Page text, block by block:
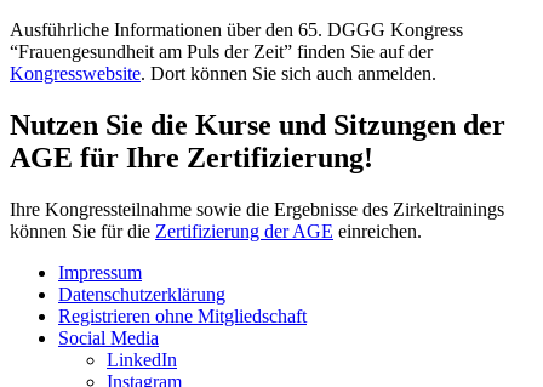
Ausführliche Informationen über den 65. DGGG Kongress
“Frauengesundheit am Puls der Zeit” finden Sie auf der
Kongresswebsite. Dort können Sie sich auch anmelden.
Nutzen Sie die Kurse und Sitzungen der
AGE für Ihre Zertifizierung!
Ihre Kongressteilnahme sowie die Ergebnisse des Zirkeltrainings
können Sie für die Zertifizierung der AGE einreichen.
Impressum
Datenschutzerklärung
Registrieren ohne Mitgliedschaft
Social Media
LinkedIn
Instagram